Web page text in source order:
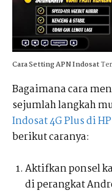
Cara Setting APN Indosat
Bagaimana cara
sejumlah langkah
Indosat 4G Plus di
berikut caranya:
Aktifkan ponsel
di perangkat